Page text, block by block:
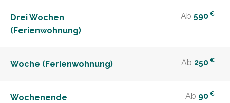
Drei Wochen
(Ferienwohnung)
Ab 590 €
Woche (Ferienwohnung) Ab 250 €
Wochenende
Ab 90 €